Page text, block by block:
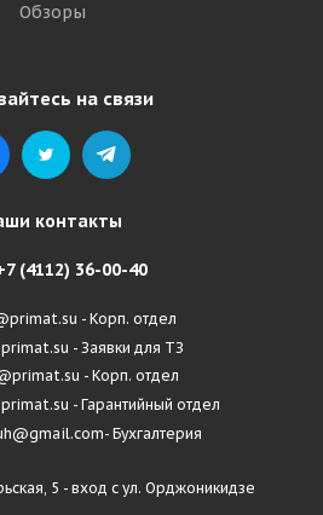
Обзоры
на связи
контакты
(4112) 36-00-40
- Корп. отдел
- Заявки для ТЗ
- Корп. отдел
- Гарантийный отдел
Бухгалтерия
5 - вход с ул. Орджоникидзе